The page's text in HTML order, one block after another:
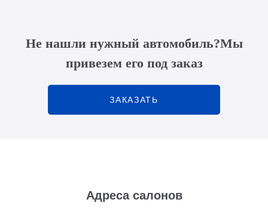
Не нашли нужный автомобиль?Мы
привезем его под заказ
ЗАКАЗАТЬ
Адреса салонов